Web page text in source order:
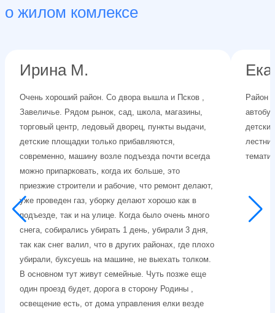
о жилом комлексе
Ирина М.
Очень хороший район. Со двора вышла и Псков ,
Завеличье. Рядом рынок, сад, школа, магазины,
торговый центр, ледовый дворец, пункты выдачи,
детские площадки только прибавляются,
современно, машину возле подъезда почти всегда
можно припарковать, когда их больше, это
приезжие строители и рабочие, что ремонт делают,
уже проведен газ, уборку делают хорошо как в
подъезде, так и на улице. Когда было очень много
снега, собирались убирать 1 день, убирали 3 дня,
так как снег валил, что в других районах, где плохо
убирали, буксуешь на машине, не выехать толком.
В основном тут живут семейные. Чуть позже еще
один проезд будет, дорога в сторону Родины ,
освещение есть, от дома управления елки везде
Район